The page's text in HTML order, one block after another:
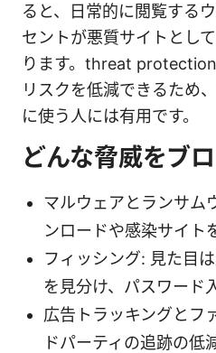
ると、日常的に閲覧する
セントが悪質サイトとし
ります。threat
リスクを低減できるため
に使う人には有用です。
どんな脅威をブ
マルウェアとランサム
ンロードや感染サイト
フィッシング: 見た目
を見分け、パスワード
広告トラッキングとフ
ドパーティの追跡の低